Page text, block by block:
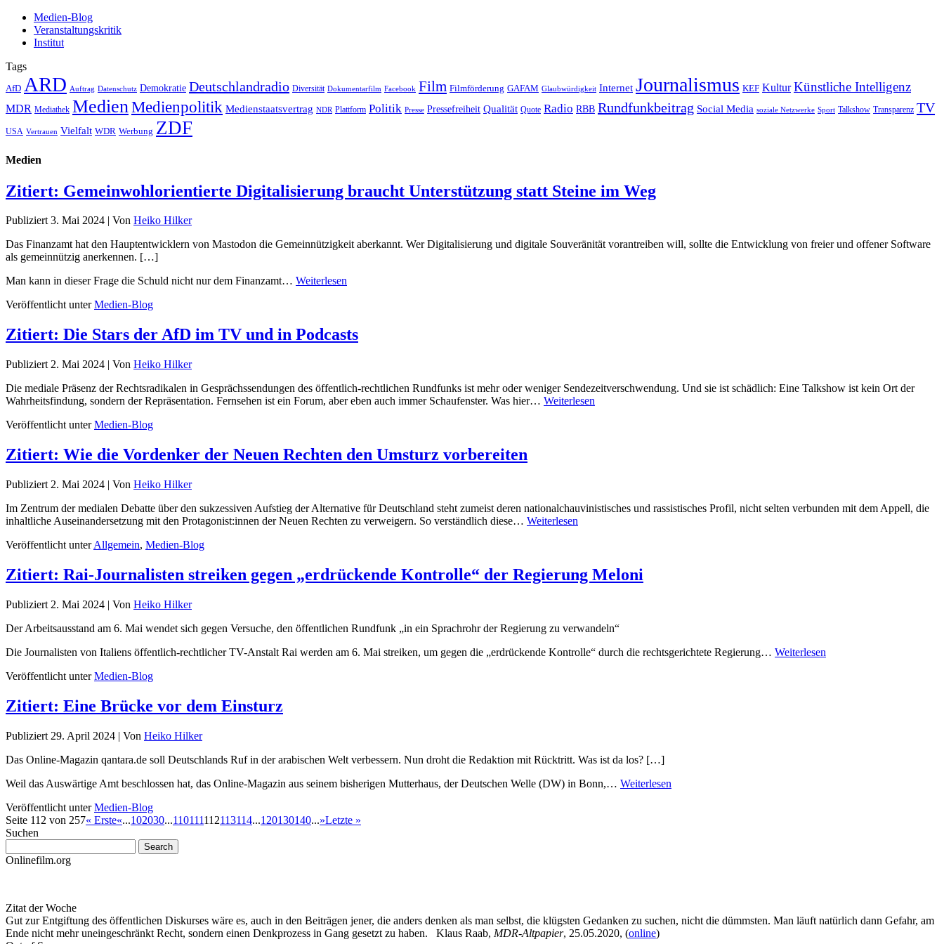
Medien-Blog
Veranstaltungskritik
Institut
Tags
AfD ARD Auftrag Datenschutz Demokratie Deutschlandradio Diversität Dokumentarfilm Facebook Film Filmförderung GAFAM Glaubwürdigkeit Internet Journalismus KEF Kultur Künstliche Intelligenz
MDR Mediathek MedienMedienpolitik Medienstaatsvertrag NDR Plattform Politik Presse Pressefreiheit Qualität Quote Radio RBB Rundfunkbeitrag Social Media soziale Netzwerke Sport Talkshow Transparenz TV
USA Vertrauen Vielfalt WDR Werbung ZDF
Medien
Zitiert: Gemeinwohlorientierte Digitalisierung braucht Unterstützung statt Steine im Weg
Publiziert 3. Mai 2024 | Von Heiko Hilker
Das Finanzamt hat den Hauptentwicklern von Mastodon die Gemeinnützigkeit aberkannt. Wer Digitalisierung und digitale Souveränität vorantreiben will, sollte die Entwicklung von freier und offener Software
als gemeinnützig anerkennen. […]
Man kann in dieser Frage die Schuld nicht nur dem Finanzamt… Weiterlesen
Veröffentlicht unter Medien-Blog
Zitiert: Die Stars der AfD im TV und in Podcasts
Publiziert 2. Mai 2024 | Von Heiko Hilker
Die mediale Präsenz der Rechtsradikalen in Gesprächssendungen des öffentlich-rechtlichen Rundfunks ist mehr oder weniger Sendezeitverschwendung. Und sie ist schädlich: Eine Talkshow ist kein Ort der
Wahrheitsfindung, sondern der Repräsentation. Fernsehen ist ein Forum, aber eben auch immer Schaufenster. Was hier… Weiterlesen
Veröffentlicht unter Medien-Blog
Zitiert: Wie die Vordenker der Neuen Rechten den Umsturz vorbereiten
Publiziert 2. Mai 2024 | Von Heiko Hilker
Im Zentrum der medialen Debatte über den sukzessiven Aufstieg der Alternative für Deutschland steht zumeist deren nationalchauvinistisches und rassistisches Profil, nicht selten verbunden mit dem Appell, die
inhaltliche Auseinandersetzung mit den Protagonist:innen der Neuen Rechten zu verweigern. So verständlich diese… Weiterlesen
Veröffentlicht unter Allgemein, Medien-Blog
Zitiert: Rai-Journalisten streiken gegen „erdrückende Kontrolle“ der Regierung Meloni
Publiziert 2. Mai 2024 | Von Heiko Hilker
Der Arbeitsausstand am 6. Mai wendet sich gegen Versuche, den öffentlichen Rundfunk „in ein Sprachrohr der Regierung zu verwandeln“
Die Journalisten von Italiens öffentlich-rechtlicher TV-Anstalt Rai werden am 6. Mai streiken, um gegen die „erdrückende Kontrolle“ durch die rechtsgerichtete Regierung… Weiterlesen
Veröffentlicht unter Medien-Blog
Zitiert: Eine Brücke vor dem Einsturz
Publiziert 29. April 2024 | Von Heiko Hilker
Das Online-Magazin qantara.de soll Deutschlands Ruf in der arabischen Welt verbessern. Nun droht die Redaktion mit Rücktritt. Was ist da los? […]
Weil das Auswärtige Amt beschlossen hat, das Online-Magazin aus seinem bisherigen Mutterhaus, der Deutschen Welle (DW) in Bonn,… Weiterlesen
Veröffentlicht unter Medien-Blog
Seite 112 von 257« Erste«...102030...110111112113114...120130140...»Letzte »
Suchen
Onlinefilm.org
Zitat der Woche
Gut zur Entgiftung des öffentlichen Diskurses wäre es, auch in den Beiträgen jener, die anders denken als man selbst, die klügsten Gedanken zu suchen, nicht die dümmsten. Man läuft natürlich dann Gefahr, am
Ende nicht mehr uneingeschränkt Recht, sondern einen Denkprozess in Gang gesetzt zu haben. Klaus Raab, MDR-Altpapier, 25.05.2020, (online)